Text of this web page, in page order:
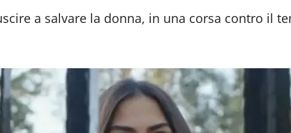
a salvare la donna, in una corsa contro il